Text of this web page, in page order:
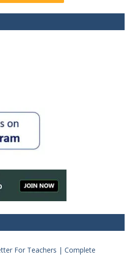
For Teachers | Complete